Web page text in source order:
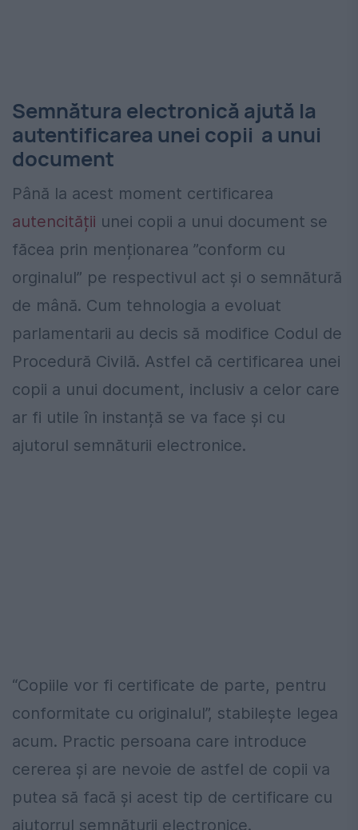
Semnătura electronică ajută la
autentificarea unei copii a unui
document
Până la acest moment certificarea
autencității unei copii a unui document se
făcea prin menționarea ”conform cu
orginalul” pe respectivul act și o semnătură
de mână. Cum tehnologia a evoluat
parlamentarii au decis să modifice Codul de
Procedură Civilă. Astfel că certificarea unei
copii a unui document, inclusiv a celor care
ar fi utile în instanță se va face și cu
ajutorul semnăturii electronice.
“Copiile vor fi certificate de parte, pentru
conformitate cu originalul”, stabilește legea
acum. Practic persoana care introduce
cererea și are nevoie de astfel de copii va
putea să facă și acest tip de certificare cu
ajutorrul semnăturii electronice.